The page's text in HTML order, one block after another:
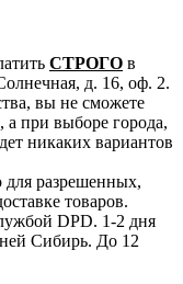
СТРОГО в
д. 16, оф. 2.
вы не сможете
а при выборе города,
никаких вариантов
для разрешенных,
товаров.
DPD. 1-2 дня
Сибирь. До 12